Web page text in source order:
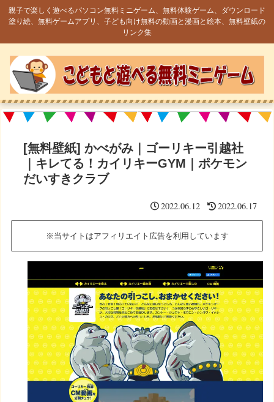
親子で楽しく遊べるパソコン無料ミニゲーム、無料体験ゲーム、ダウンロード
塗り絵、無料ゲームアプリ、子ども向け無料の動画と漫画と絵本、無料壁紙の
リンク集
[無料壁紙] かべがみ｜ゴーリキー引越社
｜キレてる！カイリキーGYM｜ポケモン
だいすきクラブ
2022.06.12 2022.06.17
※当サイトはアフィリエイト広告を利用しています